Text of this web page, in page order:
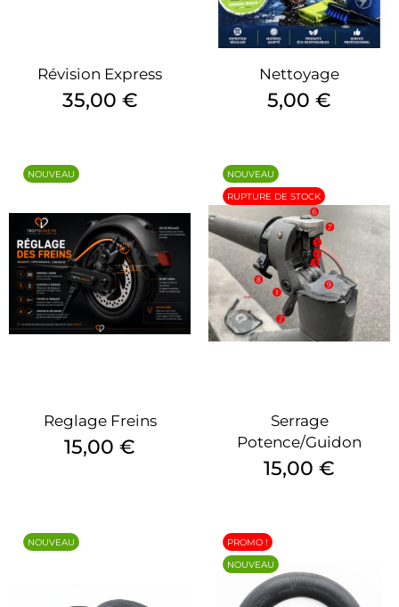
Révision Express
Prix
35,00 €
Nettoyage
Prix
5,00 €
Reglage Freins
Prix
15,00 €
NOUVEAU
Serrage
Potence/guidon
Prix
15,00 €
NOUVEAU
RUPTURE DE STOCK
NOUVEAU
PROMO !
NOUVEAU